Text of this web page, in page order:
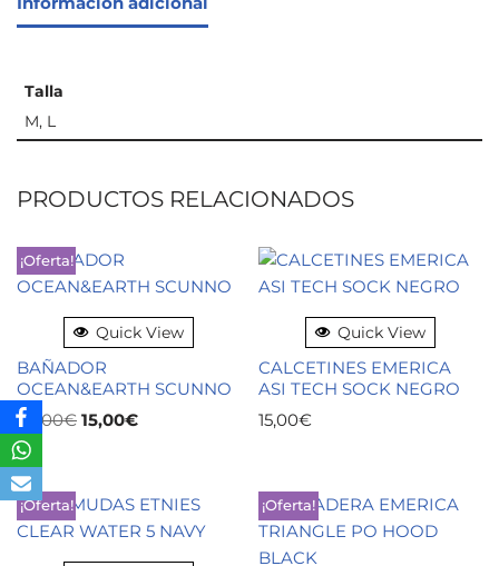
Talla
M, L
PRODUCTOS RELACIONADOS
¡Oferta!
Quick View
BAÑADOR
OCEAN&EARTH SCUNNO
20,00€ 15,00€
Quick View
CALCETINES EMERICA
ASI TECH SOCK NEGRO
15,00€
¡Oferta! ¡Oferta!